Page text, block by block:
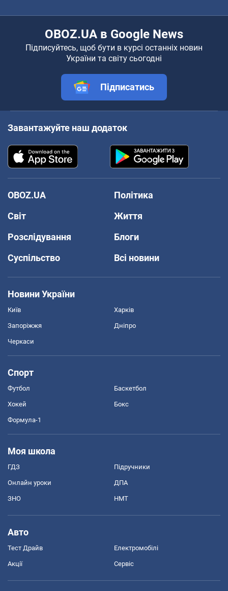
OBOZ.UA в Google News
Підписуйтесь, щоб бути в курсі останніх новин
України та світу сьогодні
Підписатись
Завантажуйте наш додаток
OBOZ.UA
Політика
Світ
Життя
Розслідування
Блоги
Суспільство
Всі новини
Новини України
Київ Харків
Запоріжжя Дніпро
Черкаси
Спорт
Футбол Баскетбол
Хокей Бокс
Формула-1
Моя школа
ГДЗ Підручники
Онлайн уроки ДПА
ЗНО НМТ
Авто
Тест Драйв Електромобілі
Акції Сервіс